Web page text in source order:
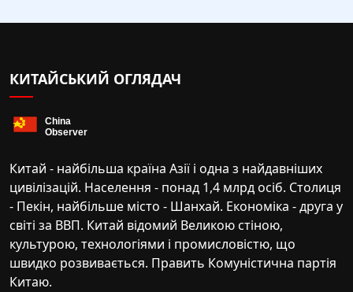
КИТАЙСЬКИЙ ОГЛЯДАЧ
Китай - найбільша країна Азії і одна з найдавніших
цивілізацій. Населення - понад 1,4 млрд осіб. Столиця
- Пекін, найбільше місто - Шанхай. Економіка - друга у
світі за ВВП. Китай відомий Великою стіною,
культурою, технологіями і промисловістю, що
швидко розвивається. Править Комуністична партія
Китаю.